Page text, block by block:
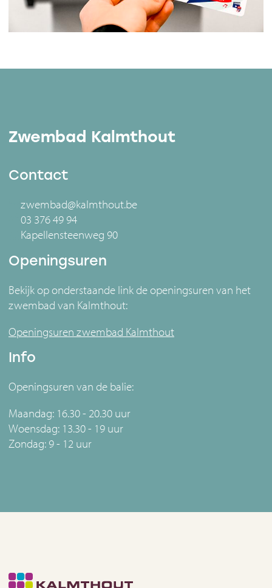
Zwembad Kalmthout
Contact
zwembad@kalmthout.be
03 376 49 94
Kapellensteenweg 90
Openingsuren
Bekijk op onderstaande link de openingsuren van het
zwembad van Kalmthout:
Openingsuren zwembad Kalmthout
Info
Openingsuren van de balie:
Maandag: 16.30 - 20.30 uur
Woensdag: 13.30 - 19 uur
Zondag: 9 - 12 uur